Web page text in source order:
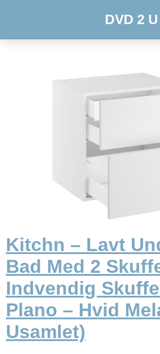
DVD 2 U
Kitchn – Lavt
Bad Med 2
Indvendig
Plano – Hvid
Usamlet)